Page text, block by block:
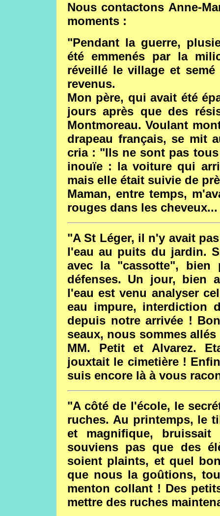
Nous contactons Anne-
moments :
"Pendant la guerre,
été emmenés par la
réveillé le village et
revenus.
Mon père, qui avait été
jours après que des
Montmoreau. Voulant
drapeau français, se mit
cria : "Ils ne sont pas
inouïe : la voiture qui
mais elle était suivie de
Maman, entre temps,
rouges dans les
"A St Léger, il n'y avait
l'eau au puits du jardin.
avec la "cassotte", bien
défenses. Un jour, bien
l'eau est venu analyser
eau impure, interdiction
depuis notre arrivée !
seaux, nous sommes
MM. Petit et Alvarez.
jouxtait le cimetière !
suis encore là à vous
"A côté de l'école, le
ruches. Au printemps, le
et magnifique,
souviens pas que des
soient plaints, et quel
que nous la goûtions,
menton collant ! Des
mettre des ruches